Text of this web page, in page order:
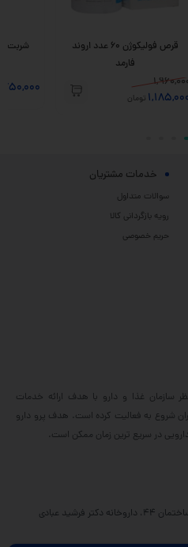
قرص فولیکوژن 60 عدد اروند
فارمد
تومان
خدمات مشتریان
سوالات متداول
رویه بازگردانی کالا
حریم خصوصی
نظر سازمان غذا و دارو با هدف ارائه خدمات
شروع به فعالیت کرده است. هدف پرو دارو
در سریع ترین زمان ممکن است.